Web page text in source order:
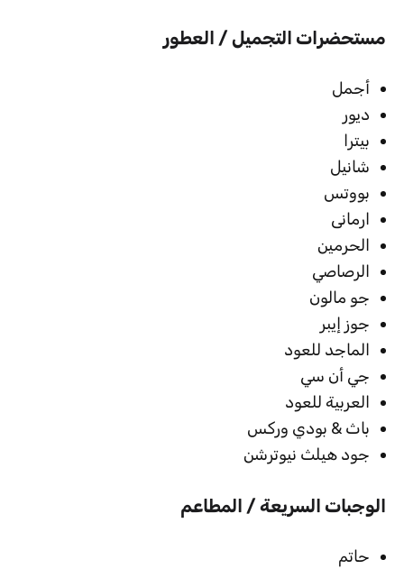
مستحضرات التجميل / العطور
أجمل
ديور
بيترا
شانيل
بووتس
ارمانى
الحرمين
الرصاصي
جو مالون
جوز إيبر
الماجد للعود
جي أن سي
العربية للعود
باث & بودي وركس
جود هيلث نيوترشن
الوجبات السريعة / المطاعم
حاتم